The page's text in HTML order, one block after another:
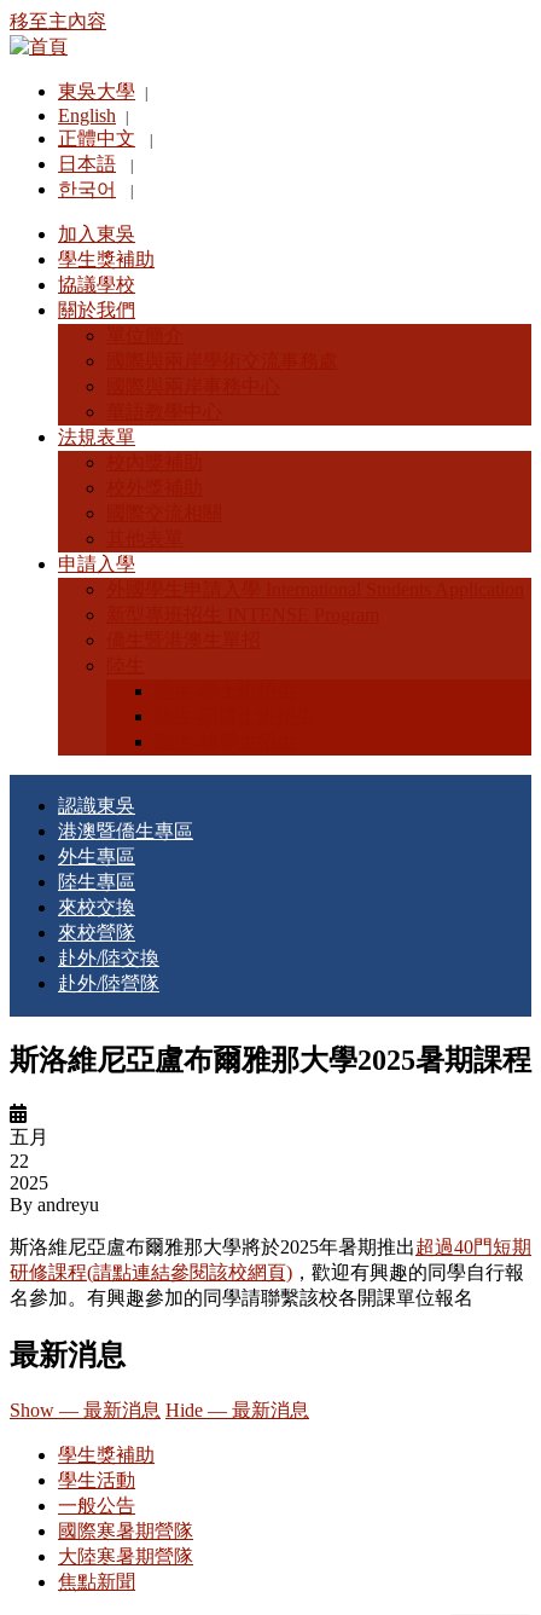
移至主內容
東吳大學
English
正體中文
日本語
한국어
加入東吳
學生獎補助
協議學校
關於我們
法規表單
申請入學
認識東吳
港澳暨僑生專區
外生專區
陸生專區
來校交換
來校營隊
赴外/陸交換
赴外/陸營隊
斯洛維尼亞盧布爾雅那大學2025暑期課程
五月
22
2025
By andreyu
斯洛維尼亞盧布爾雅那大學將於2025年暑期推出超過40門短期
研修課程(請點連結參閱該校網頁) ，歡迎有興趣的同學自行報
名參加。有興趣參加的同學請聯繫該校各開課單位報名
最新消息
Show — 最新消息 Hide — 最新消息
學生獎補助
學生活動
一般公告
國際寒暑期營隊
大陸寒暑期營隊
焦點新聞